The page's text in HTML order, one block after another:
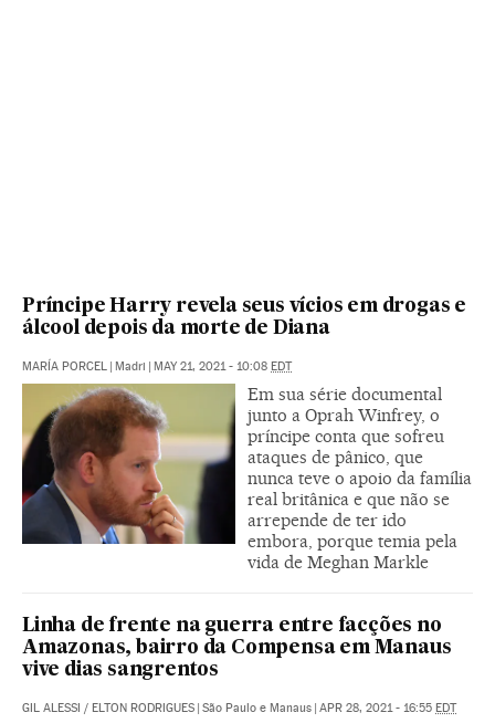
Príncipe Harry revela seus vícios em drogas e
álcool depois da morte de Diana
MARÍA PORCEL | Madri | MAY 21, 2021 - 10:08 EDT
Em sua série documental
junto a Oprah Winfrey, o
príncipe conta que sofreu
ataques de pânico, que
nunca teve o apoio da família
real britânica e que não se
arrepende de ter ido
embora, porque temia pela
vida de Meghan Markle
Linha de frente na guerra entre facções no
Amazonas, bairro da Compensa em Manaus
vive dias sangrentos
GIL ALESSI / ELTON RODRIGUES | São Paulo e Manaus | APR 28, 2021 - 16:55 EDT